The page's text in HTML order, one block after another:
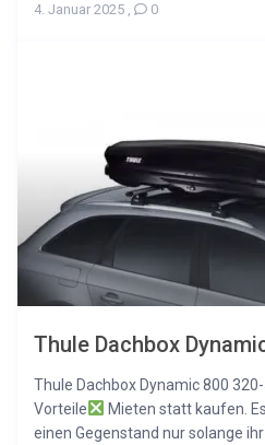
4. Januar 2025 , 0
Thule Dachbox
Thule Dachbox Dynamic 800
Vorteile
Mieten statt kaufen.
einen Gegenstand nur solange ihr